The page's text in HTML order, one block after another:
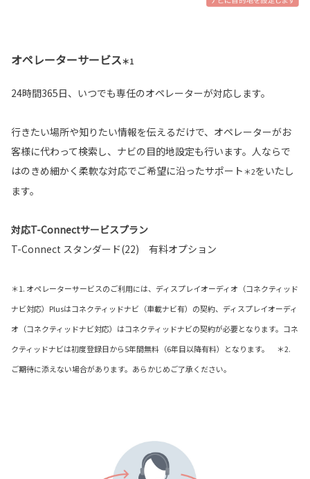
オペレーターサービス＊1
24時間365日、いつでも専任のオペレーターが対応します。
行きたい場所や知りたい情報を伝えるだけで、オペレーターがお
客様に代わって検索し、ナビの目的地設定も行います。人ならで
はのきめ細かく柔軟な対応でご希望に沿ったサポート ＊2をいたし
ます。
対応T-Connectサービスプラン
T-Connect スタンダード(22) 有料オプション
＊1. オペレーターサービスのご利用には、ディスプレイオーディオ（コネクティッド
ナビ対応）Plusはコネクティッドナビ（車載ナビ有）の契約、ディスプレイオーディ
オ（コネクティッドナビ対応）はコネクティッドナビの契約が必要となります。コネ
クティッドナビは初度登録日から5年間無料（6年目以降有料）となります。 ＊2.
ご期待に添えない場合があります。あらかじめご了承ください。